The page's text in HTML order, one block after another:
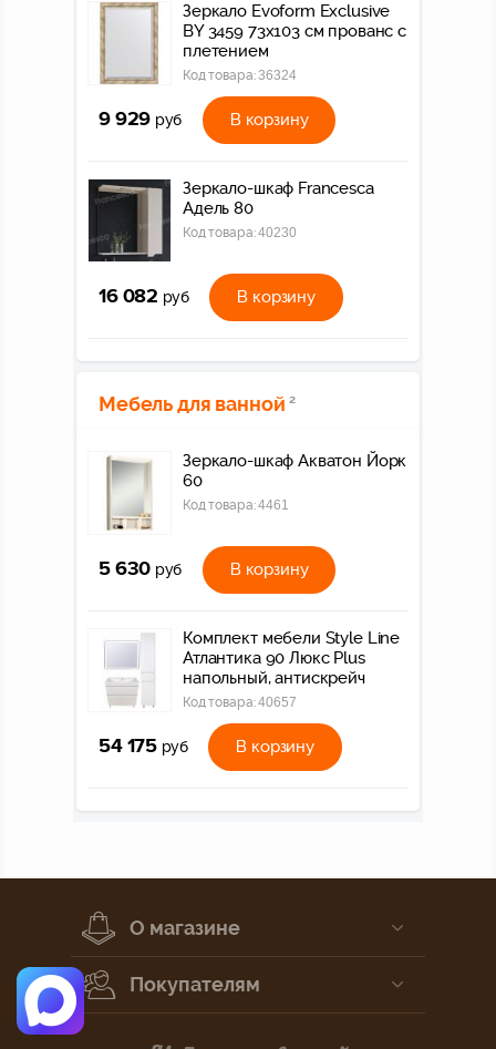
Зеркало Evoform Exclusive
BY 3459 73x103 см прованс с
плетением
Код товара:36324
9 929 руб В корзину
Зеркало-шкаф Francesca
Адель 80
Код товара:40230
16 082 руб В корзину
Мебель для ванной 2
Зеркало-шкаф Акватон Йорк
60
Код товара:4461
5 630 руб В корзину
Комплект мебели Style Line
Атлантика 90 Люкс Plus
напольный, антискрейч
Код товара:40657
54 175 руб В корзину
О магазине
Покупателям